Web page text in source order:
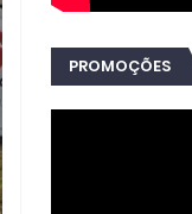
PROMOÇÕES